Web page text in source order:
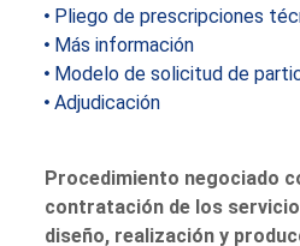
Pliego de prescripciones
Más información
Modelo de solicitud de
Adjudicación
Procedimiento negociado
contratación de los
diseño, realización y